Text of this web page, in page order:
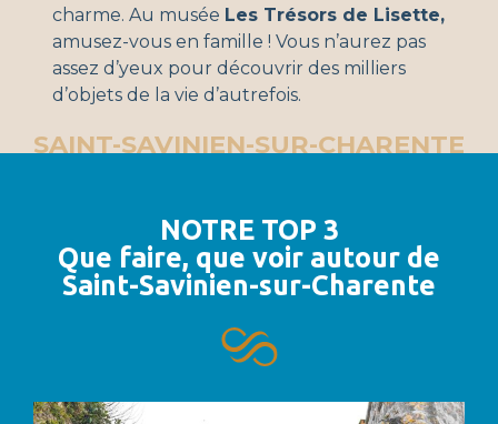
charme. Au musée Les Trésors de Lisette,
amusez-vous en famille ! Vous n’aurez pas
assez d’yeux pour découvrir des milliers
d’objets de la vie d’autrefois.
SAINT-SAVINIEN-SUR-CHARENTE
NOTRE TOP 3
Que faire, que voir autour de
Saint-Savinien-sur-Charente